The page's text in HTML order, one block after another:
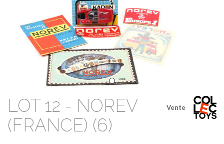
Vente
LOT 12 - NOREV
(FRANCE) (6)